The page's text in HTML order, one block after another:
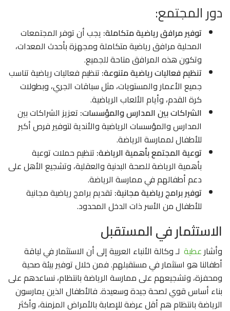
دور المجتمع:
توفير مرافق رياضية متكاملة: يجب أن توفر المجتمعات
المحلية مرافق رياضية متكاملة ومجهزة بأحدث المعدات،
وتكون هذه المرافق متاحة للجميع.
تنظيم فعاليات رياضية متنوعة: تنظيم فعاليات رياضية تناسب
جميع الأعمار والمستويات، مثل سباقات الجري، وبطولات
كرة القدم، وأيام الألعاب الرياضية.
الشراكات بين المدارس والمؤسسات: تعزيز الشراكات بين
المدارس والمؤسسات الرياضية والأندية لتوفير فرص أكبر
للأطفال لممارسة الرياضة.
توعية المجتمع بأهمية الرياضة: تنظيم حملات توعية
بأهمية الرياضة للصحة البدنية والعقلية، وتشجيع الأهل على
دعم أطفالهم في ممارسة الرياضة.
توفير برامج رياضية مجانية: تقديم برامج رياضية مجانية
للأطفال من الأسر ذات الدخل المحدود.
الاستثمار في المستقبل
وأشارعطية لـ وكالة الأنباء العربية إلى أن الاستثمار في لياقة
أطفالنا هو استثمار في مستقبلهم. فمن خلال توفير بيئة صحية
ومحفزة، وتشجيعهم على ممارسة الرياضة بانتظام، نساعدهم على
بناء أساس قوي لصحة جيدة وسعيدة. فالأطفال الذين يمارسون
الرياضة بانتظام هم أقل عرضة للإصابة بالأمراض المزمنة، وأكثر